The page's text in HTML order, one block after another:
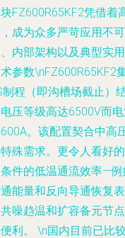
FZ600R65KF2凭借着
成为众多严苛应用不
内部架构以及典型实
参数\nFZ600R65KF2
制程（即沟槽场截止）
压等级高达6500V而
。该配置契合中高
殊需求。更令人看好
件的低温通流效率—
能量和反向导通恢复
噪趋温和扩容备元节
利。 \n国内目前已比